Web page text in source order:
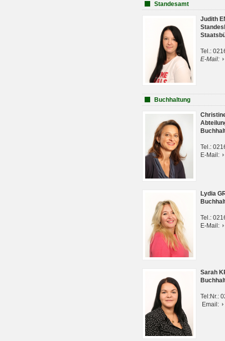
Standesamt
Judith
Tel.:
E-Mail:
Buchhaltung
Tel.:
E-Mail:
Lydia
Tel.:
E-Mail:
Sarah
Tel:Nr.:
Email: